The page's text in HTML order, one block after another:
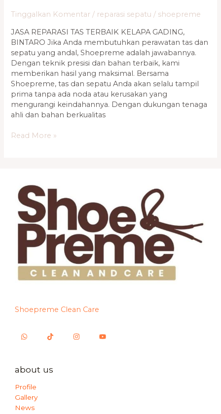
Tinggalkan Komentar / reparasi sepatu / shoepreme
JASA REPARASI TAS TERBAIK KELAPA GADING,
BINTARO Jika Anda membutuhkan perawatan tas dan
sepatu yang andal, Shoepreme adalah jawabannya.
Dengan teknik presisi dan bahan terbaik, kami
memberikan hasil yang maksimal. Bersama
Shoepreme, tas dan sepatu Anda akan selalu tampil
prima tanpa ada noda atau kerusakan yang
mengurangi keindahannya. Dengan dukungan tenaga
ahli dan bahan berkualitas
0821-
2002
Read More »
Shoepreme Clean Care
about us
Profile
Gallery
News